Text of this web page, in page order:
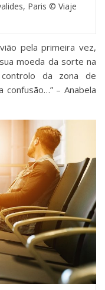
Paris © Viaje
pela primeira vez,
moeda da sorte na
da zona de
– ‪Anabela